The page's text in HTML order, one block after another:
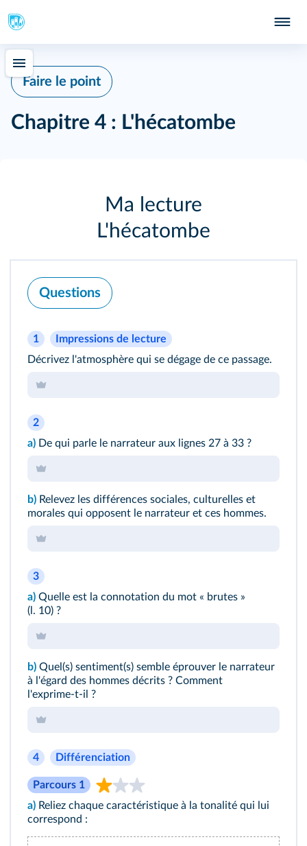
Faire le point
Chapitre 4 : L'hécatombe
Ma lecture
L'hécatombe
Questions
1
Impressions de lecture
Décrivez l'atmosphère qui se dégage de ce passage.
2
a) De qui parle le narrateur aux lignes 27 à 33 ?
b) Relevez les différences sociales, culturelles et
morales qui opposent le narrateur et ces hommes.
3
a) Quelle est la connotation du mot « brutes »
(l. 10) ?
b) Quel(s) sentiment(s) semble éprouver le narrateur
à l'égard des hommes décrits ? Comment
l'exprime‑t-il ?
4 Différenciation
Parcours 1
a) Reliez chaque caractéristique à la tonalité qui lui
correspond :